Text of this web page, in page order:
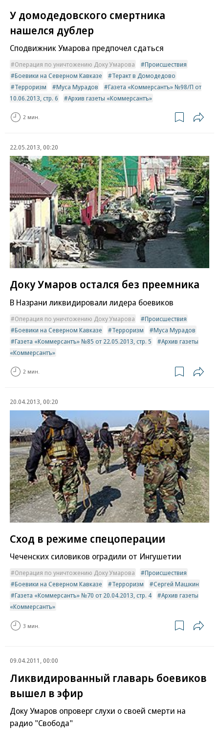
У домодедовского смертника
нашелся дублер
Сподвижник Умарова предпочел сдаться
Операция по уничтожению Доку Умарова
Происшествия
Боевики на Северном Кавказе
Теракт в Домодедово
Терроризм
Муса Мурадов
Газета «Коммерсантъ» №98/П от
10.06.2013, стр. 6
Архив газеты «Коммерсантъ»
2 мин.
22.05.2013, 00:20
Доку Умаров остался без преемника
В Назрани ликвидировали лидера боевиков
Операция по уничтожению Доку Умарова
Происшествия
Боевики на Северном Кавказе
Терроризм
Муса Мурадов
Газета «Коммерсантъ» №85 от 22.05.2013, стр. 5
Архив газеты
«Коммерсантъ»
2 мин.
20.04.2013, 00:20
Сход в режиме спецоперации
Чеченских силовиков оградили от Ингушетии
Операция по уничтожению Доку Умарова
Происшествия
Боевики на Северном Кавказе
Терроризм
Сергей Машкин
Газета «Коммерсантъ» №70 от 20.04.2013, стр. 4
Архив газеты
«Коммерсантъ»
3 мин.
09.04.2011, 00:00
Ликвидированный главарь боевиков
вышел в эфир
Доку Умаров опроверг слухи о своей смерти на
радио "Свобода"